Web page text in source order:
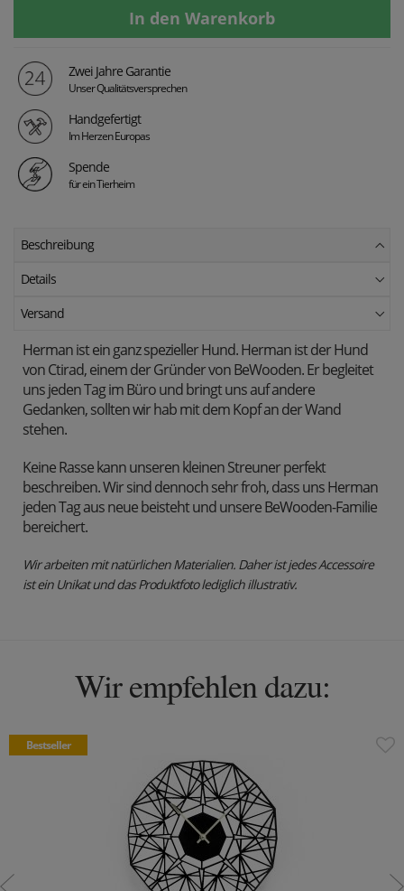
Zwei Jahre Garantie
Unser Qualitätsversprechen
Handgefertigt
Im Herzen Europas
Spende
für ein Tierheim
Beschreibung
Details
Versand
Herman ist ein ganz spezieller Hund. Herman ist der Hund
von Ctirad, einem der Gründer von BeWooden. Er begleitet
uns jeden Tag im Büro und bringt uns auf andere
Gedanken, sollten wir hab mit dem Kopf an der Wand
stehen.
Keine Rasse kann unseren kleinen Streuner perfekt
beschreiben. Wir sind dennoch sehr froh, dass uns Herman
jeden Tag aus neue beisteht und unsere BeWooden-Familie
bereichert.
Wir arbeiten mit natürlichen Materialien. Daher ist jedes Accessoire
ist ein Unikat und das Produktfoto lediglich illustrativ.
Wir empfehlen dazu:
Bestseller